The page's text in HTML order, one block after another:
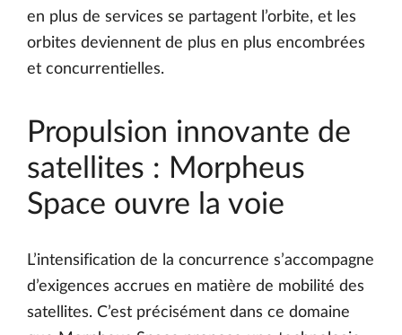
en plus de services se partagent l’orbite, et les
orbites deviennent de plus en plus encombrées
et concurrentielles.
Propulsion innovante de
satellites : Morpheus
Space ouvre la voie
L’intensification de la concurrence s’accompagne
d’exigences accrues en matière de mobilité des
satellites. C’est précisément dans ce domaine